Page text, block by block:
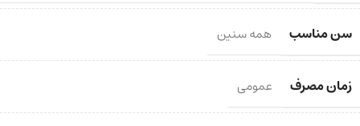
سن مناسب همه سنین
زمان مصرف عمومی